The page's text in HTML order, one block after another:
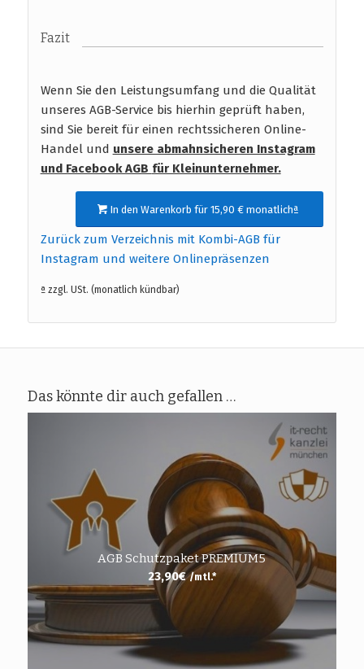
Fazit
Wenn Sie den Leistungsumfang und die Qualität
unseres AGB-Service bis hierhin geprüft haben,
sind Sie bereit für einen rechtssicheren Online-
Handel und unsere abmahnsicheren Instagram
und Facebook AGB für Kleinunternehmer.
In den Warenkorb für 15,90 € monatlichª
Zurück zum Verzeichnis mit Kombi-AGB für
Instagram und weitere Onlinepräsenzen
ª zzgl. USt. (monatlich kündbar)
Das könnte dir auch gefallen …
AGB Schutzpaket PREMIUM5
23,90€ /mtl.*